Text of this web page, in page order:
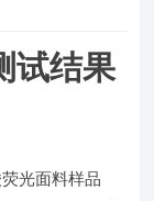
试结果
光面料样品